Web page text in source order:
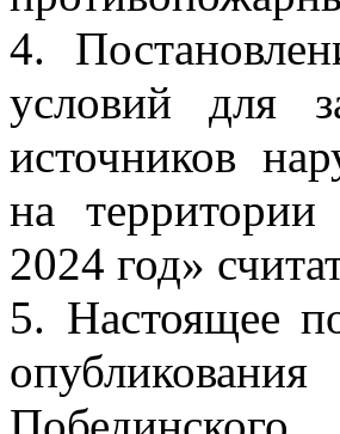
4.
условий для
источников
на территории
2024 год»
5. Настоящее